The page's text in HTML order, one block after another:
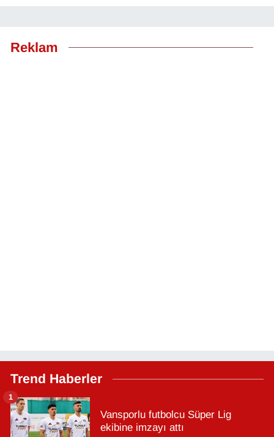
Reklam
Trend Haberler
Vansporlu futbolcu Süper Lig
ekibine imzayı attı
1